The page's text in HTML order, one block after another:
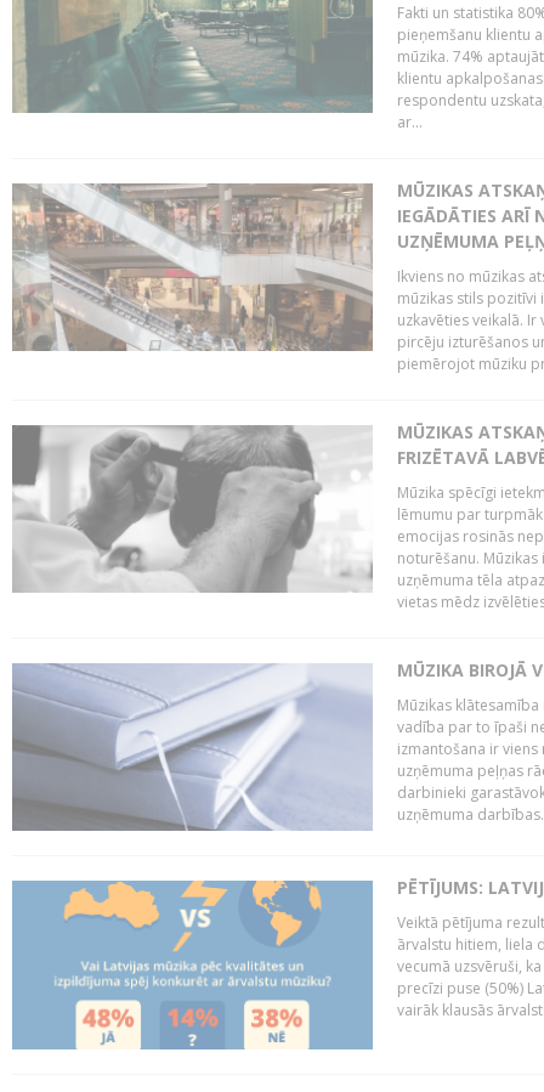
Fakti un statistika
pieņemšanu klientu
mūzika. 74%
klientu
respondentu
ar...
MŪZIKAS
IEGĀDĀTIES ARĪ
UZŅĒMUMA
Ikviens no mūzikas
mūzikas stils pozitīvi
uzkavēties veikalā.
pircēju izturēšanos
piemērojot mūziku
MŪZIKAS
FRIZĒTAVĀ
Mūzika spēcīgi
lēmumu par
emocijas rosinās
noturēšanu.
uzņēmuma tēla
vietas mēdz
MŪZIKA BIROJĀ
Mūzikas
vadība par to īpaši
izmantošana ir
uzņēmuma peļņas
darbinieki
uzņēmuma
PĒTĪJUMS:
Veiktā pētījuma
ārvalstu hitiem, liela
vecumā uzsvēruši,
precīzi puse (50%)
vairāk klausās